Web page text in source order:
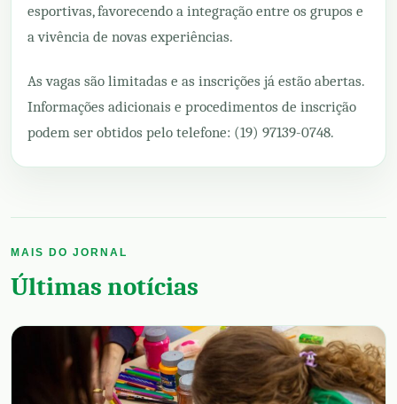
esportivas, favorecendo a integração entre os grupos e
a vivência de novas experiências.
As vagas são limitadas e as inscrições já estão abertas.
Informações adicionais e procedimentos de inscrição
podem ser obtidos pelo telefone: (19) 97139-0748.
MAIS DO JORNAL
Últimas notícias